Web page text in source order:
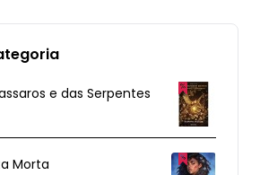
e das Serpentes
Morta